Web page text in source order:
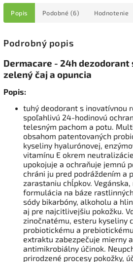
Popis Podobné (6) Hodnotenie
Podrobný popis
Dermacare - 24h
zelený čaj a opuncia
Popis:
tuhý deodorant s inovatívnou
spoľahlivú 24-hodinovú
telesným pachom a potu.
obsahom patentovaných
kyseliny hyalurónovej,
vitamínu E okrem
upokojuje a ochraňuje jemnú
chráni ju pred podráždením a
zarastaniu chĺpkov.
formulácia na báze
sódy bikarbóny, alkoholu a
aj pre najcitlivejšiu pokožku.
zinočnatému, esteru kyseliny
probiotickému a
extraktu zabezpečuje mierny
antimikrobiálny účinok.
prirodzené procesy pokožky,